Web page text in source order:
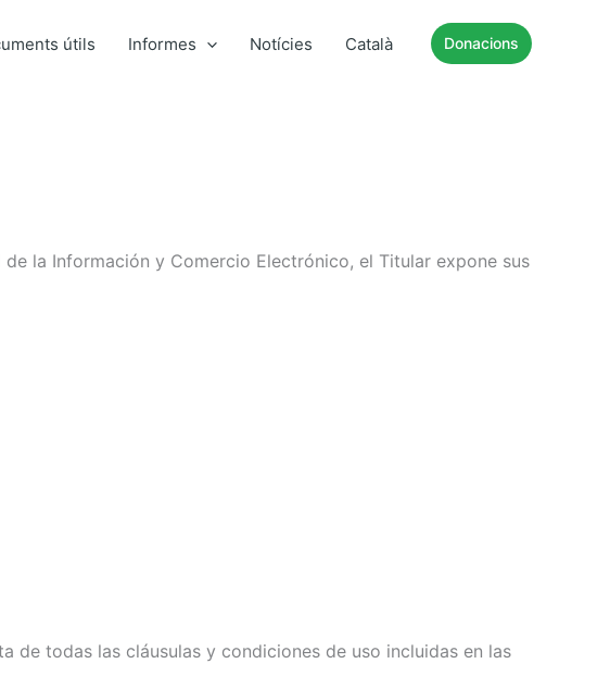
útils Informes Notícies Català Donacions
la Información y Comercio Electrónico, el Titular expone sus
todas las cláusulas y condiciones de uso incluidas en las